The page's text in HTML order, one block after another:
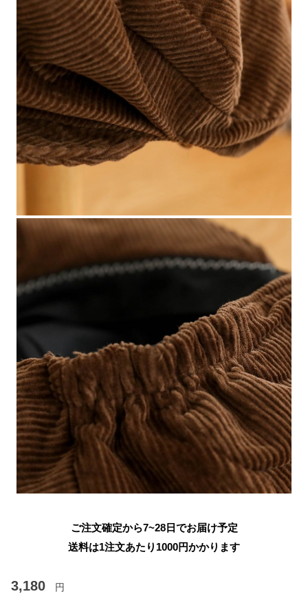
ご注文確定から7~28日でお届け予定
送料は1注文あたり 1000円かかります
3,180 円